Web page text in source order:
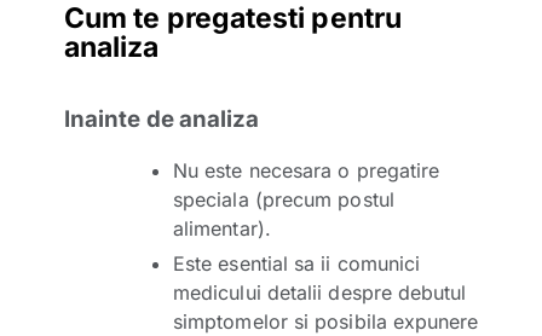
Cum te pregatesti pentru
analiza
Inainte de analiza
Nu este necesara o pregatire
speciala (precum postul
alimentar).
Este esential sa ii comunici
medicului detalii despre debutul
simptomelor si posibila expunere